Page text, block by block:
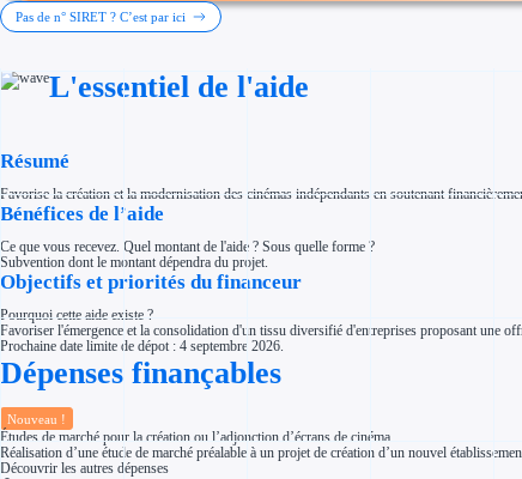
Investir dans une entreprise
Aides Urssaf
Prêts publics
Par financeur
Aides ADEME
Tous les financeurs
Solutions MAPi
Quelles aides pour votre secteur ?
Ouvrage
Territoires
Régions de A à H
Aides Région Bretagne
Aides Région Centre-Val de Loire
Aides Région Corse
Pas de n° SIRET ? C’est par ici
L'essentiel de l'aide
Résumé
Favorise la création et la modernisation des cinémas indépendants en soutenant
Bénéfices de l’aide
Ce que vous recevez. Quel montant de l'aide ? Sous quelle forme ?
Subvention dont le montant dépendra du projet.
Objectifs et priorités du financeur
Pourquoi cette aide existe ?
Favoriser l'émergence et la consolidation d'un tissu diversifié d'entreprises proposant une
Prochaine date limite de dépot : 4 septembre 2026.
Dépenses finançables
Nouveau !
Études de marché pour la création ou l’adjonction d’écrans de cinéma
Réalisation d’une étude de marché préalable à un projet de création d’un nouvel
Découvrir les autres dépenses